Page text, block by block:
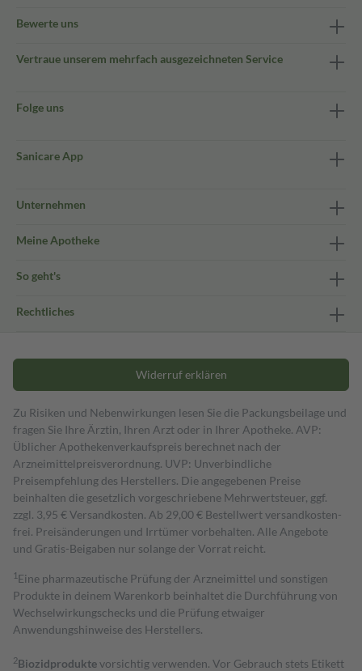
Bewerte uns
Vertraue unserem mehrfach ausgezeichneten Service
Folge uns
Sanicare App
Unternehmen
Meine Apotheke
So geht's
Rechtliches
Widerruf erklären
Zu Risiken und Nebenwirkungen lesen Sie die Packungsbeilage und
fragen Sie Ihre Ärztin, Ihren Arzt oder in Ihrer Apotheke. AVP:
Üblicher Apothekenverkaufspreis berechnet nach der
Arzneimittelpreisverordnung. UVP: Unverbindliche
Preisempfehlung des Herstellers. Die angegebenen Preise
beinhalten die gesetzlich vorgeschriebene Mehrwertsteuer, ggf.
zzgl. 3,95 € Versandkosten. Ab 29,00 € Bestell­wert versand­kosten­
frei. Preisänderungen und Irrtümer vorbehalten. Alle Angebote
und Gratis-Beigaben nur solange der Vorrat reicht.
1 Eine pharmazeutische Prüfung der Arzneimittel und sonstigen
Produkte in deinem Warenkorb beinhaltet die Durchführung von
Wechselwirkungschecks und die Prüfung etwaiger
Anwendungshinweise des Herstellers.
2Biozidproduktevorsichtig verwenden. Vor Gebrauch stets Etikett